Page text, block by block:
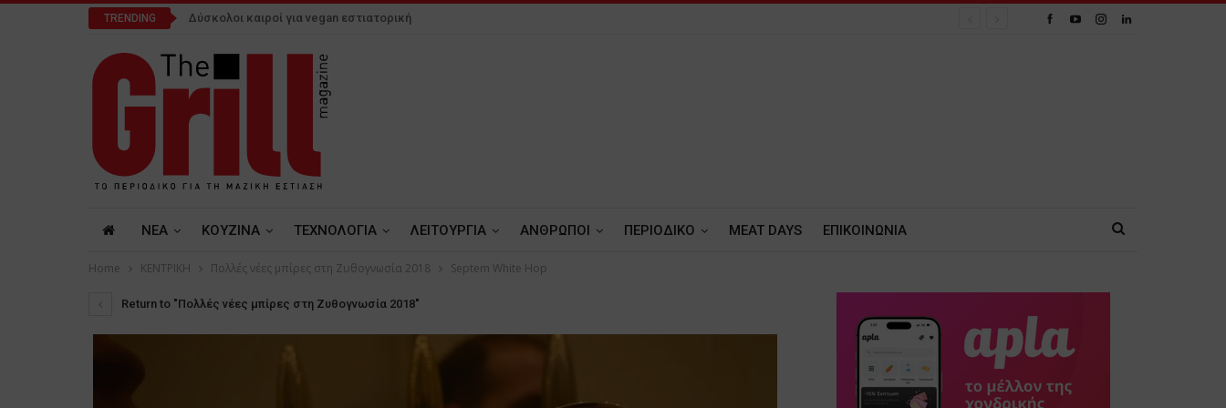
TRENDING Δύσκολοι καιροί για vegan εστιατορική
NEA ΚΟΥΖΙΝΑ ΤΕΧΝΟΛΟΓΙΑ ΛΕΙΤΟΥΡΓΙΑ ΑΝΘΡΩΠΟΙ ΠΕΡΙΟΔΙΚΟ MEAT DAYS ΕΠΙΚΟΙΝΩΝΙΑ
Home ΚΕΝΤΡΙΚΗ Πολλές νέες μπίρες στη Ζυθογνωσία 2018 Septem White Hop
Return to "Πολλές νέες μπίρες στη Ζυθογνωσία 2018"